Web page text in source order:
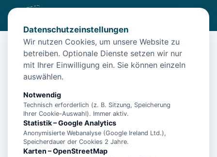
/Unterkünfte /Norden/
Entspannender Urlaub in der für 2 Pers. – Norden
Entspannender Urlaub in der für 2
Pers. – Norden
26506 Norden
Datenschutzeinstellungen
Wir nutzen Cookies, um unsere Website zu
betreiben. Optionale Dienste setzen wir nur
mit Ihrer Einwilligung ein. Sie können einzeln
auswählen.
Notwendig
Technisch erforderlich (z. B. Sitzung, Speicherung
Ihrer Cookie-Auswahl). Immer aktiv.
Statistik – Google Analytics
Anonymisierte Webanalyse (Google Ireland Ltd.),
Speicherdauer der Cookies 2 Jahre.
Karten – OpenStreetMap